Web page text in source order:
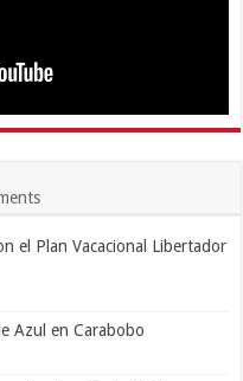
el Plan Vacacional Libertador
Azul en Carabobo